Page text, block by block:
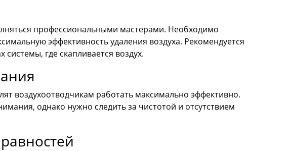
профессиональными мастерами. Необходимо
эффективность удаления воздуха. Рекомендуется
системы, где скапливается воздух.
воздухоотводчикам работать максимально эффективно.
однако нужно следить за чистотой и отсутствием